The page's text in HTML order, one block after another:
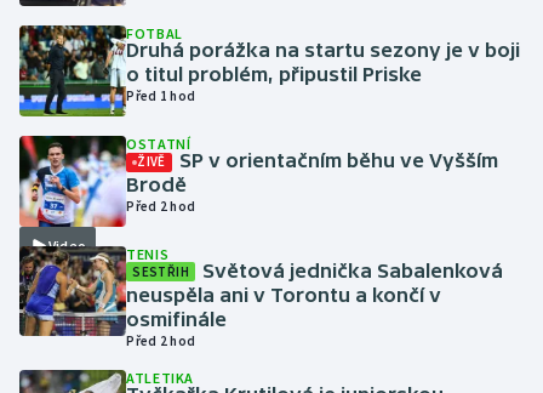
Krasobruslení
Lezení
Lyže a snowboard
Moderní pětiboj
Motorsport
Olympijské hry
FOTBAL
Druhá porážka na startu sezony je v boji
o titul problém, připustil Priske
Před 1 hod
Video
OSTATNÍ
ŽIVĚ
SP v orientačním běhu ve Vyšším
Brodě
Před 2 hod
TENIS
SESTŘIH
Světová jednička Sabalenková
neuspěla ani v Torontu a končí v
osmifinále
Před 2 hod
ATLETIKA